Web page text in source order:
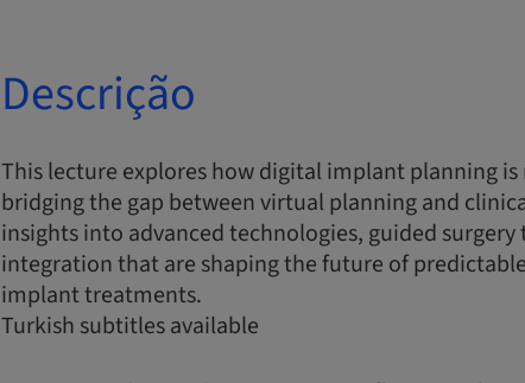
Descrição
This lecture explores how digital implant planning
bridging the gap between virtual planning and
insights into advanced technologies, guided
integration that are shaping the future of
implant treatments.
Turkish subtitles available